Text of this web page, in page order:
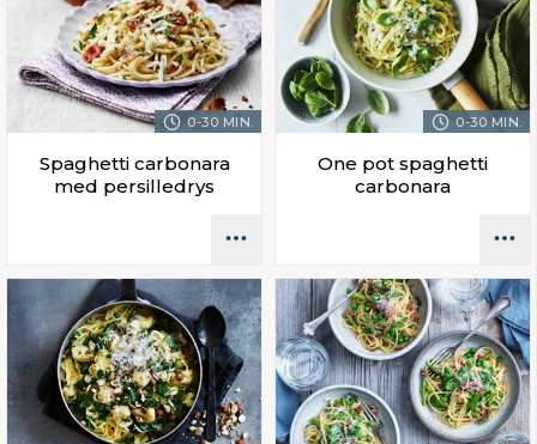
0-30 MIN.
Spaghetti carbonara
med persilledrys
0-30 MIN.
One pot spaghetti
carbonara